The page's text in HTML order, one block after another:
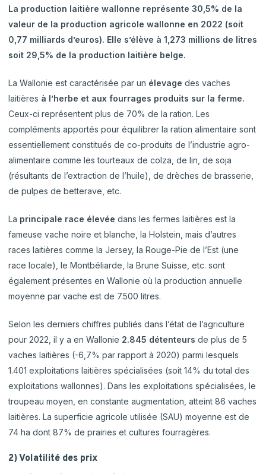
La production laitière wallonne représente 30,5% de la
valeur de la production agricole wallonne en 2022 (soit
0,77 milliards d’euros). Elle s’élève à 1,273 millions de litres
soit 29,5% de la production laitière belge.
La Wallonie est caractérisée par un élevage des vaches
laitières à l’herbe et aux fourrages produits sur la ferme.
Ceux-ci représentent plus de 70% de la ration. Les
compléments apportés pour équilibrer la ration alimentaire sont
essentiellement constitués de co-produits de l’industrie agro-
alimentaire comme les tourteaux de colza, de lin, de soja
(résultants de l’extraction de l’huile), de drèches de brasserie,
de pulpes de betterave, etc.
La principale race élevée dans les fermes laitières est la
fameuse vache noire et blanche, la Holstein, mais d’autres
races laitières comme la Jersey, la Rouge-Pie de l’Est (une
race locale), le Montbéliarde, la Brune Suisse, etc. sont
également présentes en Wallonie où la production annuelle
moyenne par vache est de 7.500 litres.
Selon les derniers chiffres publiés dans l’état de l’agriculture
pour 2022, il y a en Wallonie 2.845 détenteurs de plus de 5
vaches laitières (-6,7% par rapport à 2020) parmi lesquels
1.401 exploitations laitières spécialisées (soit 14% du total des
exploitations wallonnes). Dans les exploitations spécialisées, le
troupeau moyen, en constante augmentation, atteint 86 vaches
laitières. La superficie agricole utilisée (SAU) moyenne est de
74 ha dont 87% de prairies et cultures fourragères.
2) Volatilité des prix